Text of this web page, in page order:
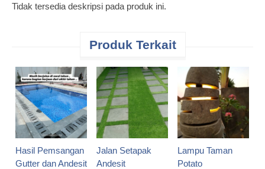
Tidak tersedia deskripsi pada produk ini.
Produk Terkait
Hasil Pemsangan
Gutter dan Andesit
Jalan Setapak
Andesit
Lampu Taman
Potato